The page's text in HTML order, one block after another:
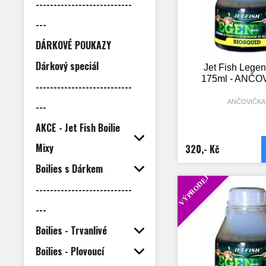
---------------------------
---
DÁRKOVÉ POUKAZY
Dárkový speciál
---------------------------
---
AKCE - Jet Fish Boilie
Mixy
Boilies s Dárkem
---------------------------
---
Boilies - Trvanlivé
Boilies - Plovoucí
Jet Fish
175ml -
ANČOVIČKA
320,- Kč
VÝPRODEJ